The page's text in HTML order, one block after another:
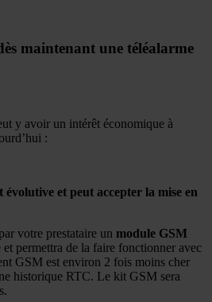
maintenant une téléalarme
y avoir un intérêt économique à
:
évolutive et peut accepter la mise en
votre prestataire un module GSM
permettra de la faire fonctionner avec
GSM est environ 2 fois moins cher
historique RTC. Le kit GSM sera